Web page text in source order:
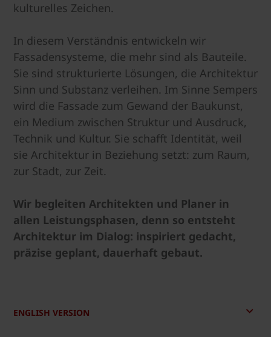
kulturelles Zeichen.
In diesem Verständnis entwickeln wir
Fassadensysteme, die mehr sind als Bauteile.
Sie sind strukturierte Lösungen, die Architektur
Sinn und Substanz verleihen. Im Sinne Sempers
wird die Fassade zum Gewand der Baukunst,
ein Medium zwischen Struktur und Ausdruck,
Technik und Kultur. Sie schafft Identität, weil
sie Architektur in Beziehung setzt: zum Raum,
zur Stadt, zur Zeit.
Wir begleiten Architekten und Planer in
allen Leistungsphasen, denn so entsteht
Architektur im Dialog: inspiriert gedacht,
präzise geplant, dauerhaft gebaut.
ENGLISH VERSION